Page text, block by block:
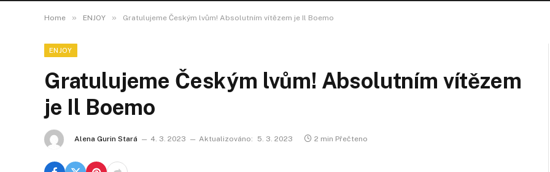
Home » ENJOY » Gratulujeme Českým lvům! Absolutním vítězem je Il Boemo
ENJOY
Gratulujeme Českým lvům! Absolutním vítězem
je Il Boemo
Alena Gurin Stará 4. 3. 2023 Aktualizováno: 5. 3. 2023 2 min Přečteno